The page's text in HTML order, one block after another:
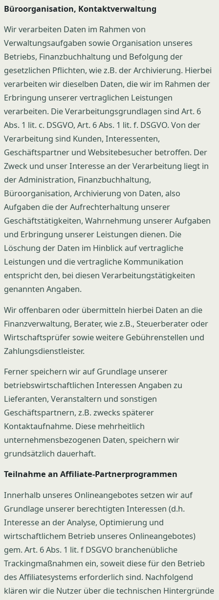
Büroorganisation, Kontaktverwaltung
Wir verarbeiten Daten im Rahmen von
Verwaltungsaufgaben sowie Organisation unseres
Betriebs, Finanzbuchhaltung und Befolgung der
gesetzlichen Pflichten, wie z.B. der Archivierung. Hierbei
verarbeiten wir dieselben Daten, die wir im Rahmen der
Erbringung unserer vertraglichen Leistungen
verarbeiten. Die Verarbeitungsgrundlagen sind Art. 6
Abs. 1 lit. c. DSGVO, Art. 6 Abs. 1 lit. f. DSGVO. Von der
Verarbeitung sind Kunden, Interessenten,
Geschäftspartner und Websitebesucher betroffen. Der
Zweck und unser Interesse an der Verarbeitung liegt in
der Administration, Finanzbuchhaltung,
Büroorganisation, Archivierung von Daten, also
Aufgaben die der Aufrechterhaltung unserer
Geschäftstätigkeiten, Wahrnehmung unserer Aufgaben
und Erbringung unserer Leistungen dienen. Die
Löschung der Daten im Hinblick auf vertragliche
Leistungen und die vertragliche Kommunikation
entspricht den, bei diesen Verarbeitungstätigkeiten
genannten Angaben.
Wir offenbaren oder übermitteln hierbei Daten an die
Finanzverwaltung, Berater, wie z.B., Steuerberater oder
Wirtschaftsprüfer sowie weitere Gebührenstellen und
Zahlungsdienstleister.
Ferner speichern wir auf Grundlage unserer
betriebswirtschaftlichen Interessen Angaben zu
Lieferanten, Veranstaltern und sonstigen
Geschäftspartnern, z.B. zwecks späterer
Kontaktaufnahme. Diese mehrheitlich
unternehmensbezogenen Daten, speichern wir
grundsätzlich dauerhaft.
Teilnahme an Affiliate-Partnerprogrammen
Innerhalb unseres Onlineangebotes setzen wir auf
Grundlage unserer berechtigten Interessen (d.h.
Interesse an der Analyse, Optimierung und
wirtschaftlichem Betrieb unseres Onlineangebotes)
gem. Art. 6 Abs. 1 lit. f DSGVO branchenübliche
Trackingmaßnahmen ein, soweit diese für den Betrieb
des Affiliatesystems erforderlich sind. Nachfolgend
klären wir die Nutzer über die technischen Hintergründe